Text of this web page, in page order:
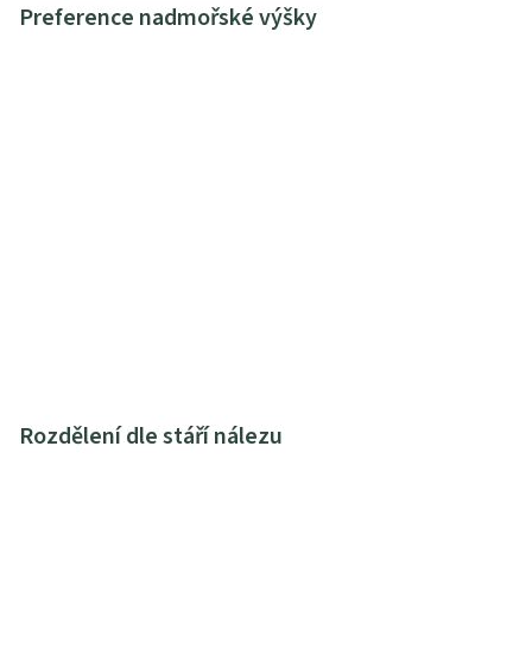
Preference nadmořské výšky
Rozdělení dle stáří nálezu